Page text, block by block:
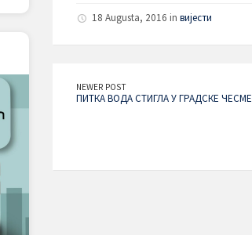
18 Augusta, 2016 in вијести
NEWER POST
ПИТКА ВОДА СТИГЛА У ГРАДСКЕ ЧЕСМЕ